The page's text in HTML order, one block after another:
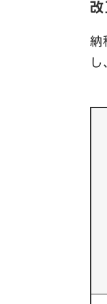
納
し